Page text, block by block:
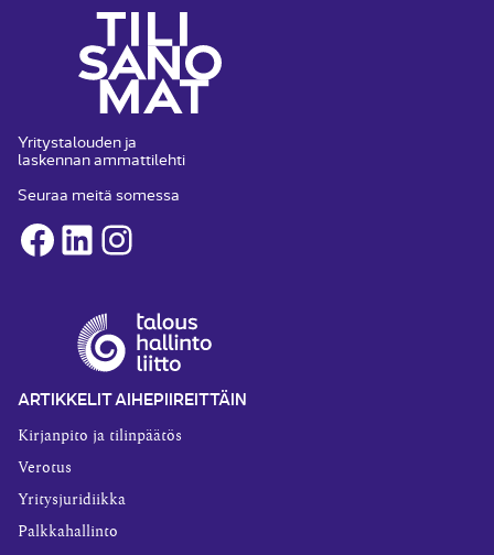
Yritystalouden ja
laskennan ammattilehti
Seuraa meitä somessa
Facebook
LinkedInInstagram
ARTIKKELIT AIHEPIIREITTÄIN
Kirjanpito ja tilinpäätös
Verotus
Yritysjuridiikka
Palkkahallinto